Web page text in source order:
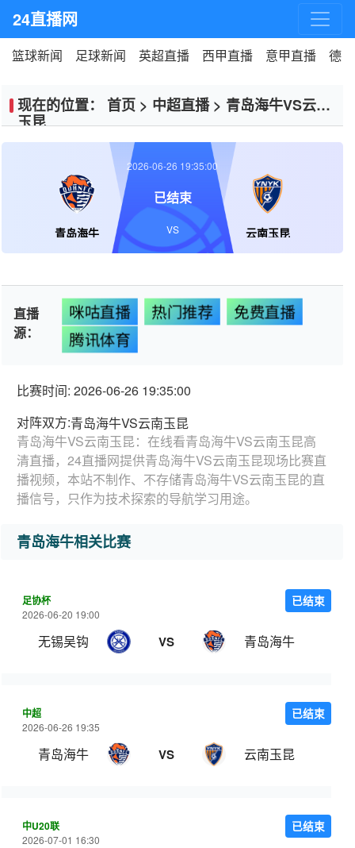
24直播网
篮球新闻 足球新闻 英超直播 西甲直播 意甲直播 德
现在的位置： 首页 > 中超直播> 青岛海牛VS云南
玉昆
青岛海牛 云南玉昆
2026-06-26 19:35:00
已结束
VS
直播
源：
咪咕直播 热门推荐
免费直播
腾讯体育
比赛时间: 2026-06-26 19:35:00
对阵双方:青岛海牛VS云南玉昆
青岛海牛VS云南玉昆：在线看青岛海牛VS云南玉昆高
清直播，24直播网提供青岛海牛VS云南玉昆现场比赛直
播视频，本站不制作、不存储青岛海牛VS云南玉昆的直
播信号，只作为技术探索的导航学习用途。
青岛海牛相关比赛
足协杯
2026-06-20 19:00
无锡吴钩 VS 青岛海牛
已结束
中超
2026-06-26 19:35
青岛海牛 VS 云南玉昆
已结束
中U20联
2026-07-01 16:30
已结束